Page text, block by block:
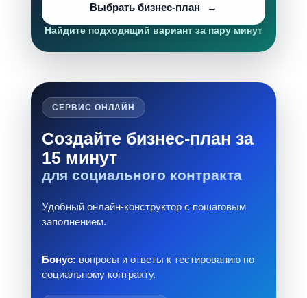
Выбрать бизнес-план
Найдите подходящий вариант за пару минут
СЕРВИС ОНЛАЙН
Создайте бизнес-план за
15 минут
для социального контракта
Удобный онлайн-конструктор с пошаговым
заполнением.
Бонус: вопросы и ответы к тестированию по
социальному контракту.